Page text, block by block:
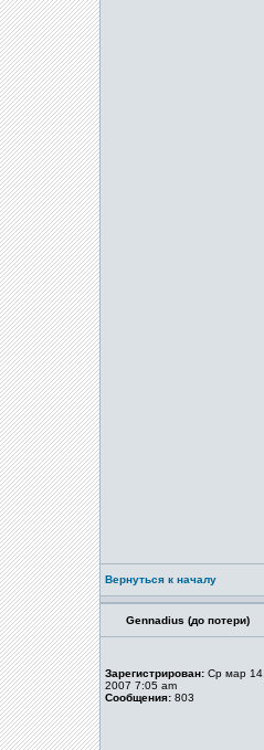
Вернуться к началу
Gennadius (до потери)
Зарегистрирован: Ср мар 14,
2007 7:05 am
Сообщения: 803